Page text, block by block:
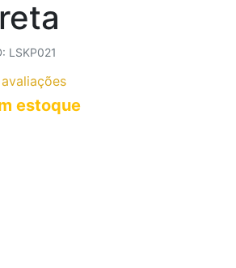
LSKP021
estoque